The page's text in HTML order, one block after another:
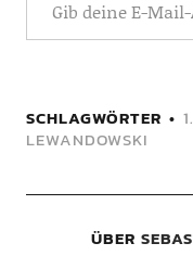
SCHLAGWÖRTER
LEWANDOWSKI
ÜBER